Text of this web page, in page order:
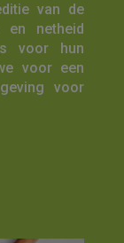
van de
netheid
voor hun
voor een
voor